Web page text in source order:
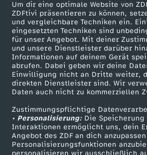
Um dir eine optimale Website von
ZDFtivi präsentieren zu können,
und vergleichbare Techniken ein.
eingesetzten Techniken sind
für unser Angebot. Mit deiner
und unsere Dienstleister darüber
Informationen auf deinem Gerät
abrufen. Dabei geben wir deine
Einwilligung nicht an Dritte weiter,
direkten Dienstleister sind. Wir
Daten auch nicht zu kommerziellen
Zustimmungspflichtige
• Personalisierung:Die Speicherung
Interaktionen ermöglicht uns, dein
Angebot des ZDF an dich
Personalisierungsfunktionen
personalisieren wir ausschließlich
l
a
n
d
-
D
Mehr ZDF
ZDF-Apps
Smart TV
ZDFtext
Livestreams
Sendungen A-Z
TV-Programm
Service
Kontakt
Tickets
Hilfe